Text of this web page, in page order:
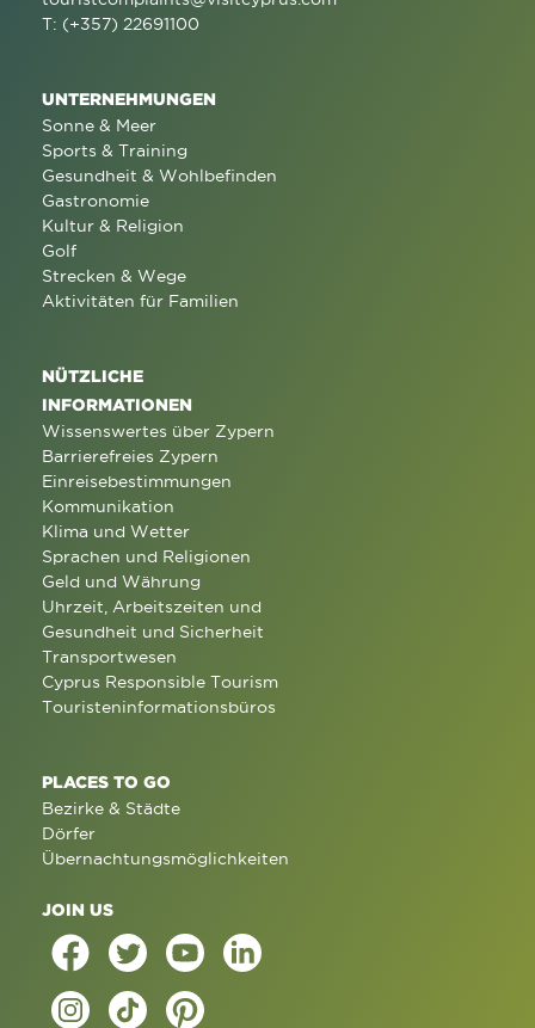
T: (+357) 22691100
UNTERNEHMUNGEN
Sonne & Meer
Sports & Training
Gesundheit & Wohlbefinden
Gastronomie
Kultur & Religion
Golf
Strecken & Wege
Aktivitäten für Familien
NÜTZLICHE
INFORMATIONEN
Wissenswertes über Zypern
Barrierefreies Zypern
Einreisebestimmungen
Kommunikation
Klima und Wetter
Sprachen und Religionen
Geld und Währung
Uhrzeit, Arbeitszeiten und
Gesundheit und Sicherheit
Transportwesen
Cyprus Responsible Tourism
Touristeninformationsbüros
PLACES TO GO
Bezirke & Städte
Dörfer
Übernachtungsmöglichkeiten
JOIN US